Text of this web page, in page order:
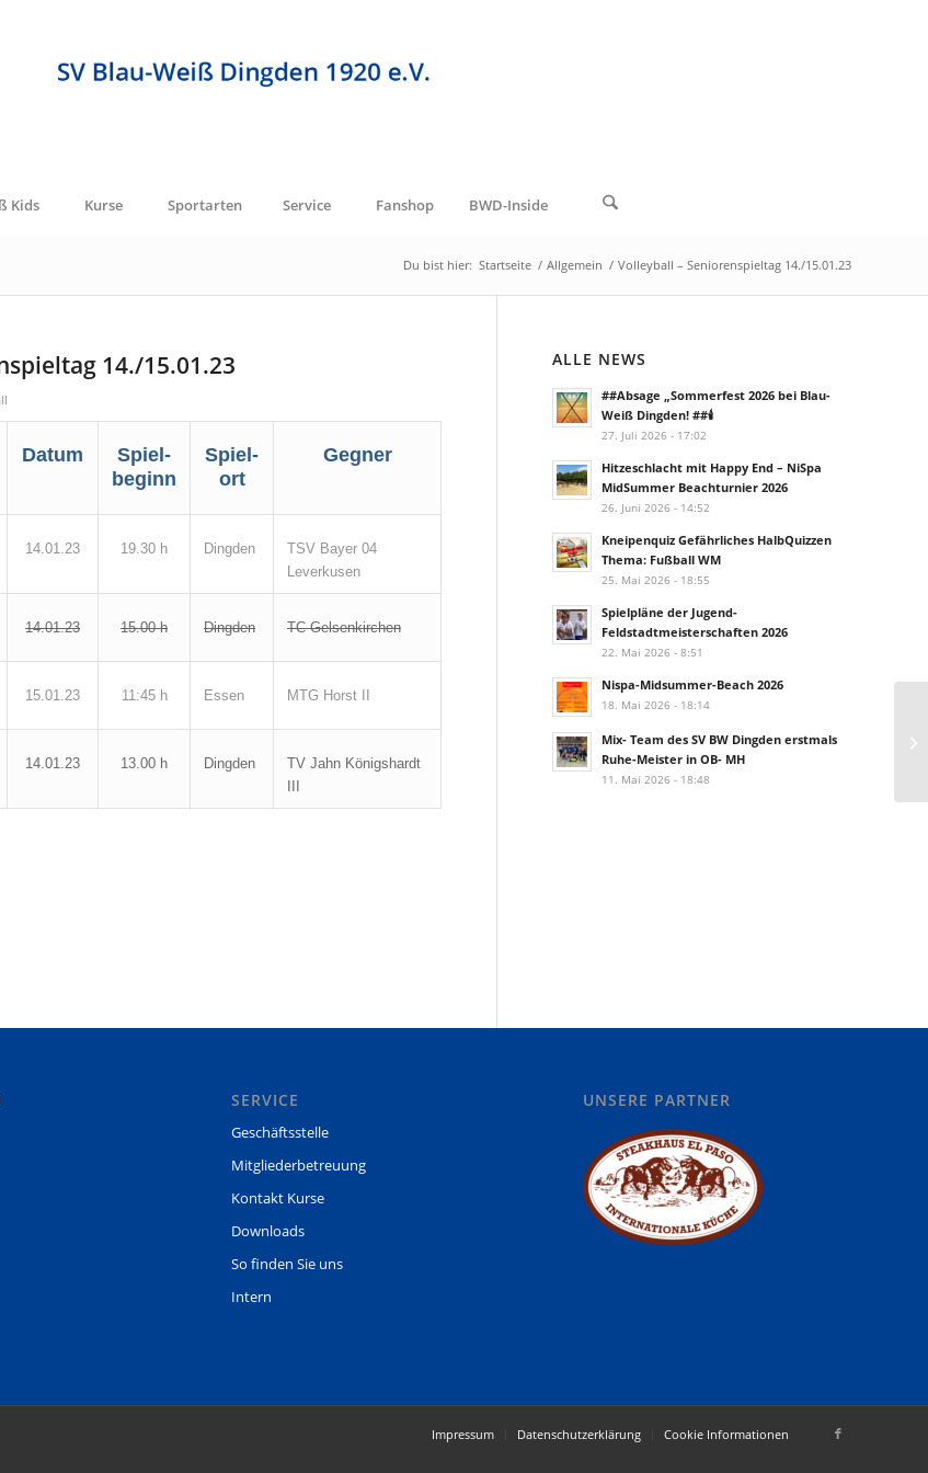
Kids Kurse Sportarten Service Fanshop BWD-Inside
Du bist hier: Startseite / Allgemein / Volleyball – Seniorenspieltag 14./15.01.23
14./15.01.23
Datum
Spiel-
beginn
Spiel-
ort
Gegner
14.01.23 19.30 h Dingden
TSV Bayer 04
Leverkusen
14.01.23 15.00 h Dingden TC Gelsenkirchen
15.01.23 11:45 h Essen MTG Horst II
14.01.23 13.00 h Dingden
TV Jahn Königshardt
ALLE NEWS
##Absage „Sommerfest 2026 bei Blau-
Weiß Dingden! ##🕯️
27. Juli 2026 - 17:02
Hitzeschlacht mit Happy End – NiSpa
MidSummer Beachturnier 2026
26. Juni 2026 - 14:52
Kneipenquiz Gefährliches HalbQuizzen
Thema: Fußball WM
25. Mai 2026 - 18:55
Spielpläne der Jugend-
Feldstadtmeisterschaften 2026
22. Mai 2026 - 8:51
Nispa-Midsummer-Beach 2026
18. Mai 2026 - 18:14
Mix- Team des SV BW Dingden erstmals
Ruhe-Meister in OB- MH
11. Mai 2026 - 18:48
SERVICE
Geschäftsstelle
Mitgliederbetreuung
Kontakt Kurse
Downloads
So finden Sie uns
Intern
UNSERE PARTNER
Impressum Datenschutzerklärung Cookie Informationen